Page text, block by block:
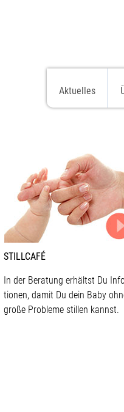
Aktuelles
STILLCAFÉ
In der Beratung erhältst Du
tionen, damit Du dein Baby
große Probleme stillen kannst.